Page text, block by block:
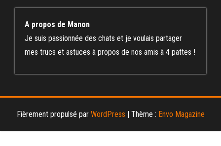
A propos de Manon
Je suis passionnée des chats et je voulais partager
mes trucs et astuces à propos de nos amis à 4 pattes !
Fièrement propulsé par WordPress Thème : Envo Magazine